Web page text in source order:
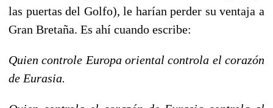
las puertas del Golfo), le harían perder su ventaja a
Gran Bretaña. Es ahí cuando escribe:
Quien controle Europa oriental controla el corazón
de Eurasia.